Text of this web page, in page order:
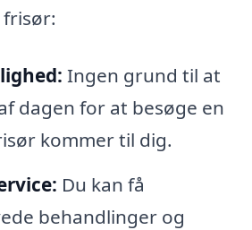
Ingen grund til at
dagen for at besøge en
kommer til dig.
Du kan få
behandlinger og